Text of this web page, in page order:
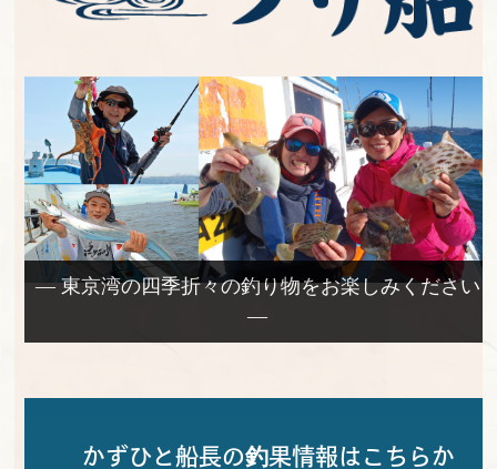
— 東京湾の四季折々の釣り物をお楽しみください
—
かずひと船長の釣果情報はこちらか